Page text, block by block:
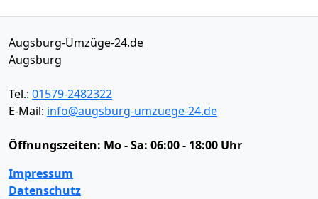
Augsburg-Umzüge-24.de
Augsburg
Tel.: 01579-2482322
E-Mail: info@augsburg-umzuege-24.de
Öffnungszeiten: Mo - Sa: 06:00 - 18:00 Uhr
Impressum
Datenschutz